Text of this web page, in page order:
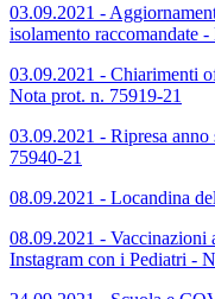
03.09.2021 -
isolamento raccomandate
03.09.2021 - Chiarimenti
Nota prot. n. 75919-21
03.09.2021 - Ripresa
75940-21
08.09.2021 - Locandina
08.09.2021 - Vaccinazioni
Instagram con i Pediatri -